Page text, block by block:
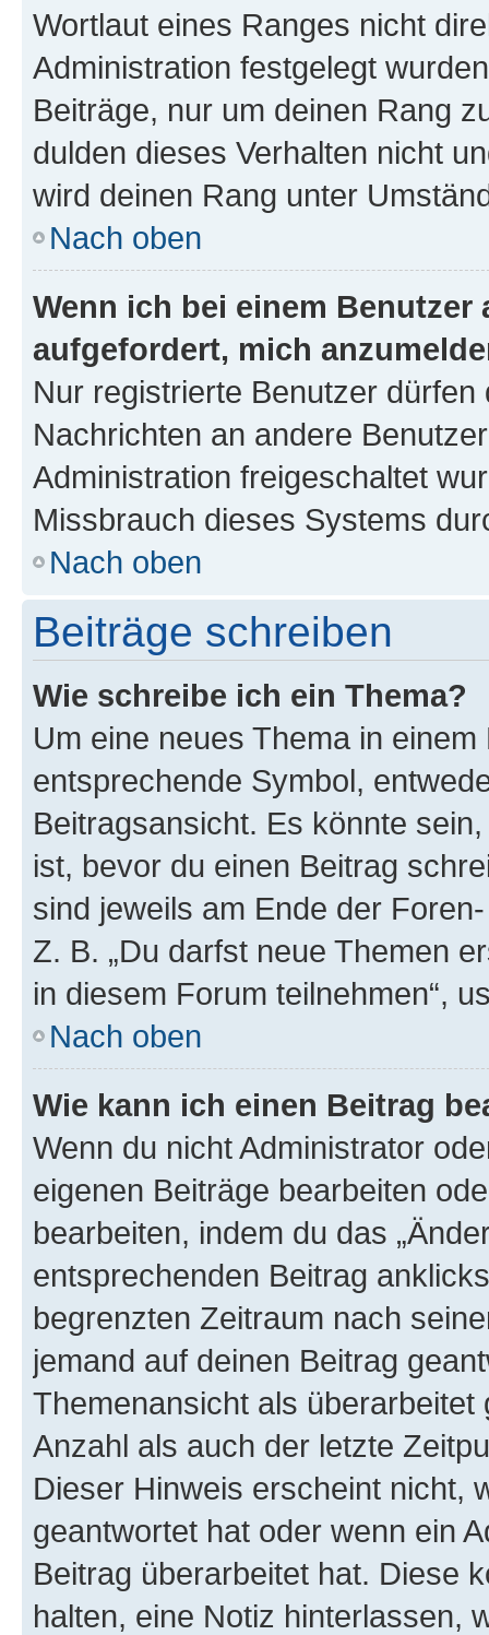
Wortlaut eines Ranges nicht
Administration festgelegt
Beiträge, nur um deinen Rang
dulden dieses Verhalten nicht
wird deinen Rang unter
Nach oben
Wenn ich bei einem
aufgefordert, mich
Nur registrierte Benutzer
Nachrichten an andere
Administration freigeschaltet
Missbrauch dieses Systems
Nach oben
Beiträge schreiben
Wie schreibe ich ein Thema?
Um eine neues Thema in
entsprechende Symbol,
Beitragsansicht. Es könnte
ist, bevor du einen Beitrag
sind jeweils am Ende der
Z. B. „Du darfst neue Themen
in diesem Forum teilnehmen“,
Nach oben
Wie kann ich einen Beitrag
Wenn du nicht Administrator
eigenen Beiträge bearbeiten
bearbeiten, indem du das
entsprechenden Beitrag
begrenzten Zeitraum nach
jemand auf deinen Beitrag
Themenansicht als
Anzahl als auch der letzte
Dieser Hinweis erscheint nicht,
geantwortet hat oder wenn ein
Beitrag überarbeitet hat. Diese
halten, eine Notiz hinterlassen,